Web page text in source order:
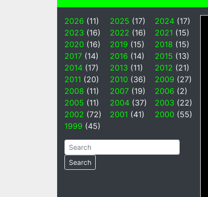
2026 (11) 2025 (17) 2024 (17)
2023 (16) 2022 (16) 2021 (15)
2020 (16) 2019 (15) 2018 (15)
2017 (14) 2016 (14) 2015 (13)
2014 (17) 2013 (11) 2012 (21)
2011 (20) 2010 (36) 2009 (27)
2008 (11) 2007(19) 2006 (2)
2005 (11) 2004(37) 2003 (22)
2002 (72) 2001 (41) 2000 (55)
1999 (45)